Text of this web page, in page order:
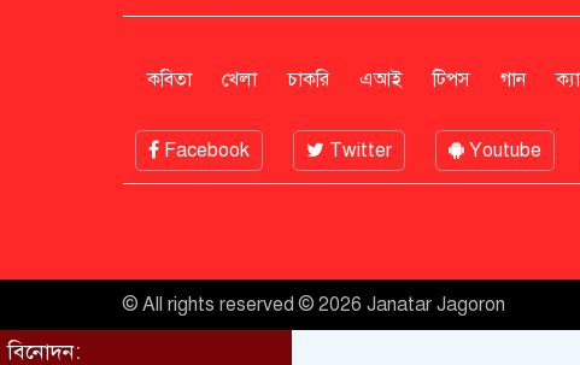
কবিতা খেলা চাকরি এআই টিপস গান
Facebook Twitter Youtube
বিনোদন:
© All rights reserved © 2026 Janatar Jagoron